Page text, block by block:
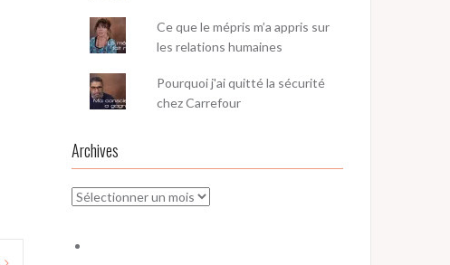
Ce que le mépris m’a appris sur
les relations humaines
Pourquoi j'ai quitté la sécurité
chez Carrefour
Archives
Archives